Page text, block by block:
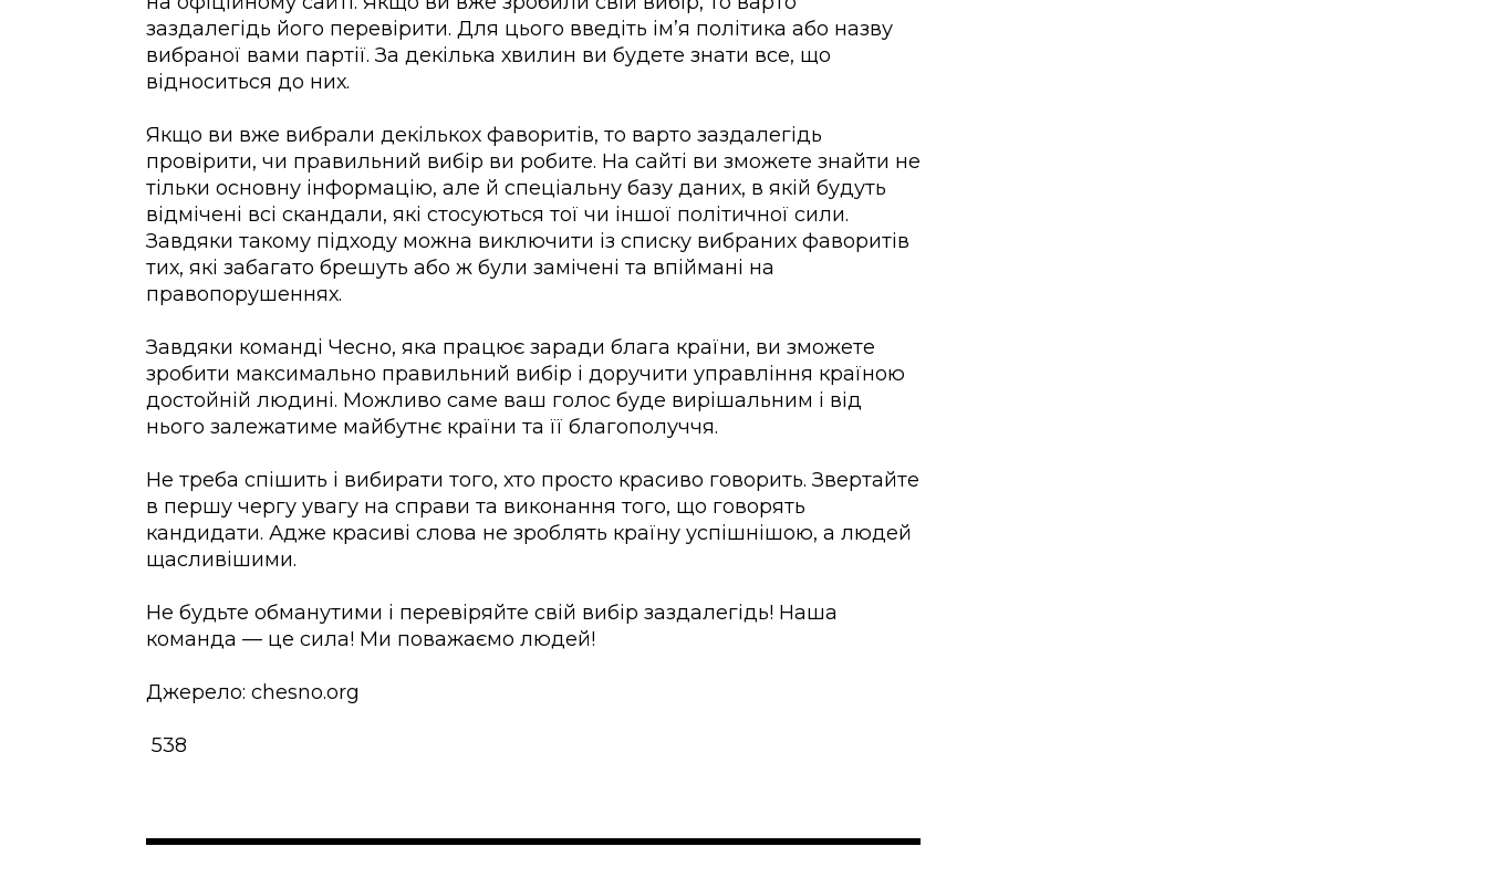
заздалегідь його перевірити. Для цього введіть ім’я політика або назву
вибраної вами партії. За декілька хвилин ви будете знати все, що
відноситься до них.
Якщо ви вже вибрали декількох фаворитів, то варто заздалегідь
провірити, чи правильний вибір ви робите. На сайті ви зможете знайти не
тільки основну інформацію, але й спеціальну базу даних, в якій будуть
відмічені всі скандали, які стосуються тої чи іншої політичної сили.
Завдяки такому підходу можна виключити із списку вибраних фаворитів
тих, які забагато брешуть або ж були замічені та впіймані на
правопорушеннях.
Завдяки команді Чесно, яка працює заради блага країни, ви зможете
зробити максимально правильний вибір і доручити управління країною
достойній людині. Можливо саме ваш голос буде вирішальним і від
нього залежатиме майбутнє країни та її благополуччя.
Не треба спішить і вибирати того, хто просто красиво говорить. Звертайте
в першу чергу увагу на справи та виконання того, що говорять
кандидати. Адже красиві слова не зроблять країну успішнішою, а людей
щасливішими.
Не будьте обманутими і перевіряйте свій вибір заздалегідь! Наша
команда — це сила! Ми поважаємо людей!
Джерело: chesno.org
538